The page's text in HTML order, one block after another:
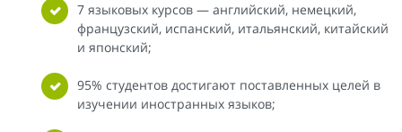
7 языковых курсов — английский, немецкий,
французский, испанский, итальянский, китайский
и японский;
95% студентов достигают поставленных целей в
изучении иностранных языков;